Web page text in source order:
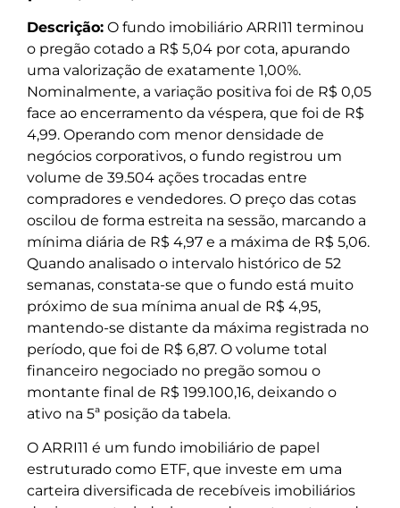
Descrição: O fundo imobiliário ARRI11 terminou
o pregão cotado a R$ 5,04 por cota, apurando
uma valorização de exatamente 1,00%.
Nominalmente, a variação positiva foi de R$ 0,05
face ao encerramento da véspera, que foi de R$
4,99. Operando com menor densidade de
negócios corporativos, o fundo registrou um
volume de 39.504 ações trocadas entre
compradores e vendedores. O preço das cotas
oscilou de forma estreita na sessão, marcando a
mínima diária de R$ 4,97 e a máxima de R$ 5,06.
Quando analisado o intervalo histórico de 52
semanas, constata-se que o fundo está muito
próximo de sua mínima anual de R$ 4,95,
mantendo-se distante da máxima registrada no
período, que foi de R$ 6,87. O volume total
financeiro negociado no pregão somou o
montante final de R$ 199.100,16, deixando o
ativo na 5ª posição da tabela.
O ARRI11 é um fundo imobiliário de papel
estruturado como ETF, que investe em uma
carteira diversificada de recebíveis imobiliários